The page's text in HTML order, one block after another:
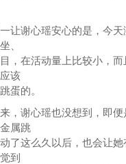
谢心瑶安心的是，今天
、
，在活动量上比较小，
该
蛋的。
谢心瑶也没想到，即便
属跳
了这么久以后，也会让她
到